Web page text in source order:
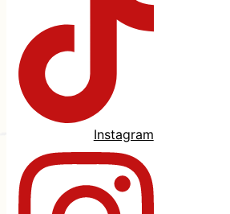
Instagram